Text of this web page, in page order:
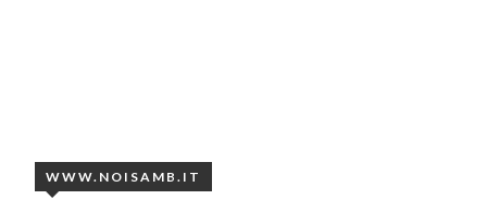
WWW.NOISAMB.IT